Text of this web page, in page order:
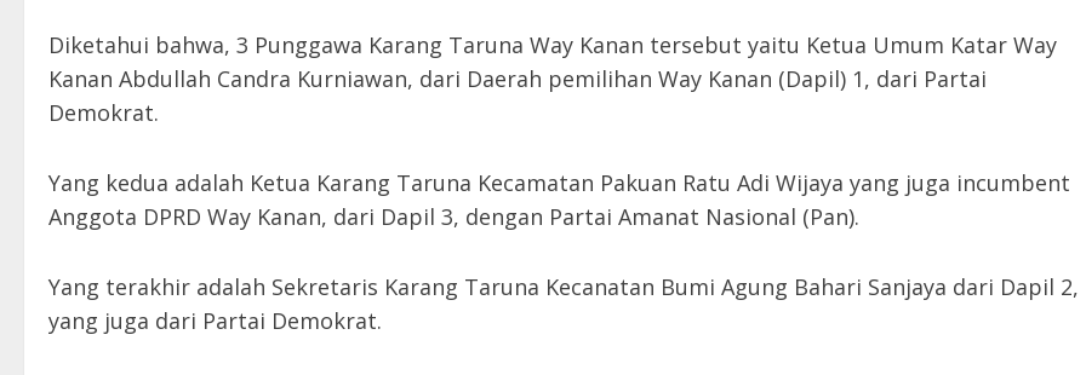
Diketahui bahwa, 3 Punggawa Karang Taruna Way Kanan tersebut yaitu Ketua Umum Katar Way
Kanan Abdullah Candra Kurniawan, dari Daerah pemilihan Way Kanan (Dapil) 1, dari Partai
Demokrat.
Yang kedua adalah Ketua Karang Taruna Kecamatan Pakuan Ratu Adi Wijaya yang juga incumbent
Anggota DPRD Way Kanan, dari Dapil 3, dengan Partai Amanat Nasional (Pan).
Yang terakhir adalah Sekretaris Karang Taruna Kecanatan Bumi Agung Bahari Sanjaya dari Dapil 2,
yang juga dari Partai Demokrat.